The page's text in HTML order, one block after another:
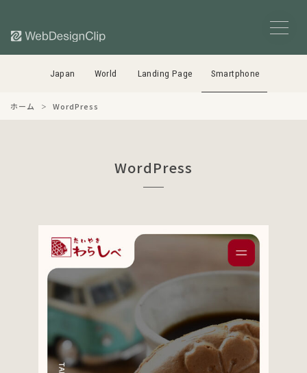
Japan World Landing Page Smartphone
ホーム WordPress
WordPress